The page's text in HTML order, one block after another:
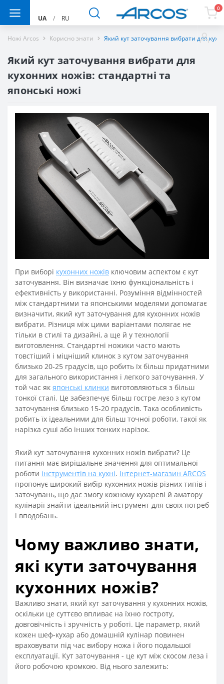
UA / RU
0
Ножі Arcos Корисно знати Який кут заточування вибрати для
Який кут заточування вибрати для
кухонних ножів: стандартні та
японські ножі
При виборі кухонних ножів ключовим аспектом є кут
заточування. Він визначає їхню функціональність і
ефективність у використанні. Розуміння відмінностей
між стандартними та японськими моделями допомагає
визначити, який кут заточування для кухонних ножів
вибрати. Різниця між цими варіантами полягає не
тільки в стилі та дизайні, а ще й у технології
виготовлення. Стандартні ножики часто мають
товстіший і міцніший клинок з кутом заточування
близько 20-25 градусів, що робить їх більш придатними
для загального використання і легкого заточування. У
той час як японські клинки виготовляються з більш
тонкої сталі. Це забезпечує більш гостре лезо з кутом
заточування близько 15-20 градусів. Така особливість
робить їх ідеальними для більш точної роботи, такої як
нарізка суші або інших тонких нарізок.
Який кут заточування кухонних ножів вибрати? Це
питання має вирішальне значення для оптимальної
роботи інструментів на кухні. Інтернет-магазин ARCOS
пропонує широкий вибір кухонних ножів різних типів і
заточувань, що дає змогу кожному кухареві й аматору
кулінарії знайти ідеальний інструмент для своїх потреб
і вподобань.
Чому важливо знати,
які кути заточування
кухонних ножів?
Важливо знати, який кут заточування у кухонних ножів,
оскільки це суттєво впливає на їхню гостроту,
довговічність і зручність у роботі. Це параметр, який
кожен шеф-кухар або домашній кулінар повинен
враховувати під час вибору ножа і його подальшої
експлуатації. Кут заточування - це кут між скосом леза і
його робочою кромкою. Від нього залежить: